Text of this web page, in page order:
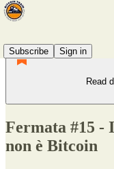
Subscribe
Sign in
Read
Fermata #15 -
non è Bitcoin